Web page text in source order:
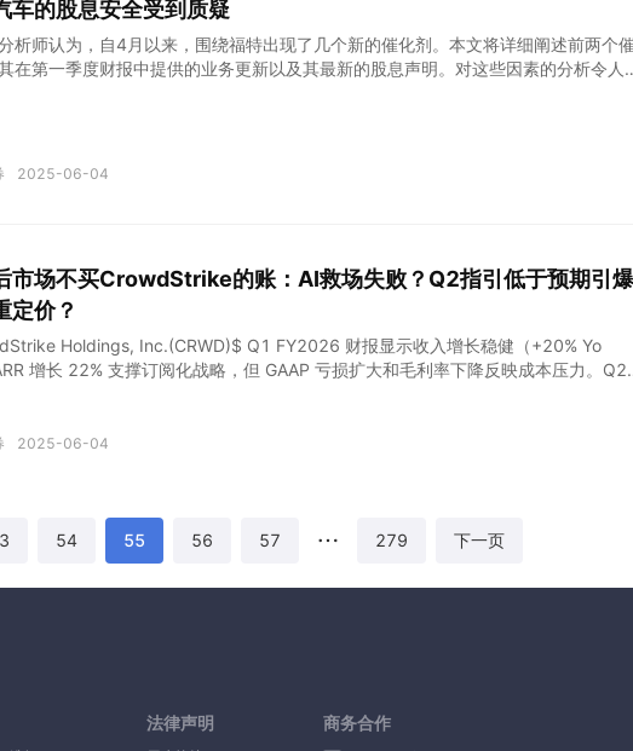
车的股息安全受到质疑
析师认为，自4月以来，围绕福特出现了几个新的催化剂。本文将详细阐述前两个催
在第一季度财报中提供的业务更新以及其最新的股息声明。对这些因素的分析令人
包括纯电动汽车和混合动力汽车）的销售也保持强劲。 来源：Seeking Alpha 与此
有一些令人担忧的迹象，如下文所述。 来源：Seeking Alpha
2025-06-04
市场不买CrowdStrike的账：AI救场失败？Q2指引低于预期引爆
定价？
Holdings, Inc.(CRWD)$ Q1 FY2026 财报显示收入增长稳健（+20% Yo
增长 22% 支撑订阅化战略，但 GAAP 亏损扩大和毛利率下降反映成本压力。Q2
：Q1 总收入 11.03 亿美元，+20% YoY，符合 LSEG 预期 11.0 亿美元；非 GAAP
净新增 ARR 1.94 亿美元，客户保留率 97%，Falcon Flex 交易总值超 32 亿美元，+
订阅化战略推进。 指引偏离市场：Q2收入指引11.45-11.52亿美元，+19% YoY，
场预期（约11.5亿美元）；全年指引47.44-
2025-06-04
54 55 56 57 279 下一页
法律声明 商务合作